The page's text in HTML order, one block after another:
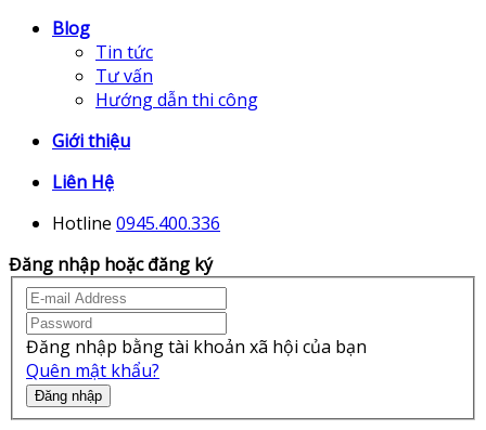
Blog
Tin tức
Tư vấn
Hướng dẫn thi công
Giới thiệu
Liên Hệ
Hotline 0945.400.336
Đăng nhập hoặc đăng ký
Đăng nhập bằng tài khoản xã hội của bạn
Quên mật khẩu?
Đăng nhập